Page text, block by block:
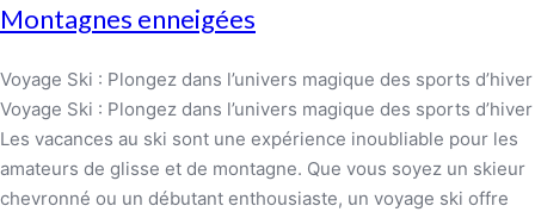
Montagnes enneigées
Voyage Ski : Plongez dans l’univers magique des sports d’hiver
Voyage Ski : Plongez dans l’univers magique des sports d’hiver
Les vacances au ski sont une expérience inoubliable pour les
amateurs de glisse et de montagne. Que vous soyez un skieur
chevronné ou un débutant enthousiaste, un voyage ski offre